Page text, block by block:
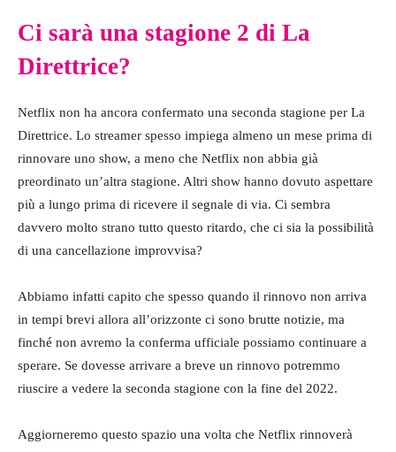
Ci sarà una stagione 2 di La
Direttrice?
Netflix non ha ancora confermato una seconda stagione per La
Direttrice. Lo streamer spesso impiega almeno un mese prima di
rinnovare uno show, a meno che Netflix non abbia già
preordinato un’altra stagione. Altri show hanno dovuto aspettare
più a lungo prima di ricevere il segnale di via. Ci sembra
davvero molto strano tutto questo ritardo, che ci sia la possibilità
di una cancellazione improvvisa?
Abbiamo infatti capito che spesso quando il rinnovo non arriva
in tempi brevi allora all’orizzonte ci sono brutte notizie, ma
finché non avremo la conferma ufficiale possiamo continuare a
sperare. Se dovesse arrivare a breve un rinnovo potremmo
riuscire a vedere la seconda stagione con la fine del 2022.
Aggiorneremo questo spazio una volta che Netflix rinnoverà